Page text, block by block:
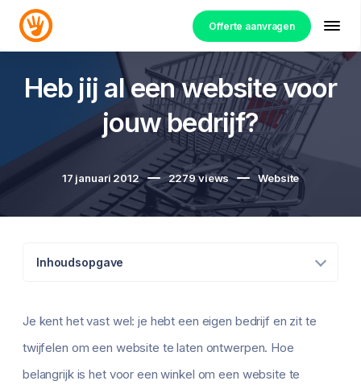
Offerte aanvragen
Heb jij al een website voor
jouw bedrijf?
17 januari 2012 2279views Website
Inhoudsopgave
Je kent het vast wel: je hebt een eigen bedrijf en zit te
twijfelen om een website te laten ontwerpen. Hoe
belangrijk is het voor een winkel om een website te